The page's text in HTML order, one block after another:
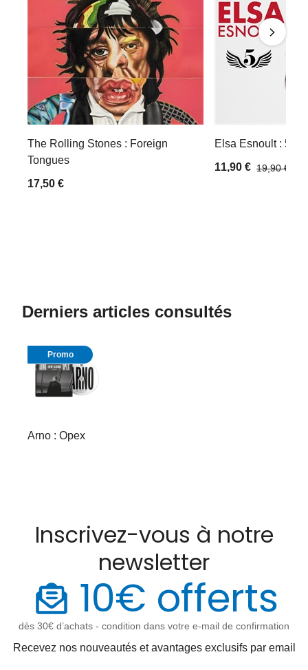
The Rolling Stones : Foreign
Tongues
17,50 €
Elsa Esnoult : 5
11,90 € 19,90 €
Derniers articles consultés
Promo
Arno : Opex
Inscrivez-vous à notre
newsletter
10€ offerts
dès 30€ d’achats - condition dans votre e-mail de confirmation
Recevez nos nouveautés et avantages exclusifs par email